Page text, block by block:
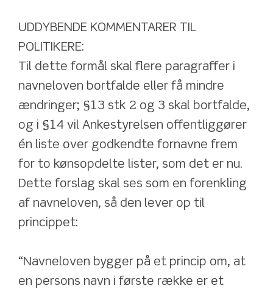
UDDYBENDE KOMMENTARER TIL
POLITIKERE:
Til dette formål skal flere paragraffer i
navneloven bortfalde eller få mindre
ændringer; §13 stk 2 og 3 skal bortfalde,
og i §14 vil Ankestyrelsen offentliggører
én liste over godkendte fornavne frem
for to kønsopdelte lister, som det er nu.
Dette forslag skal ses som en forenkling
af navneloven, så den lever op til
princippet:
“Navneloven bygger på et princip om, at
en persons navn i første række er et